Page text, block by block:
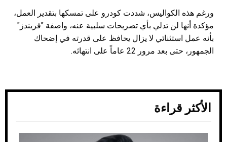
ورغم هذه الكواليس، شددت كودرو على تمسكها بتقدير العمل،
مؤكدة أنها لن تدلي بأي تصريحات سلبية عنه، واصفة "فريندز"
بأنه عمل استثنائي لا يزال يحافظ على قدرته في إضحاك
الجمهور، حتى بعد مرور 22 عاماً على انتهائه.
الأكثر قراءة